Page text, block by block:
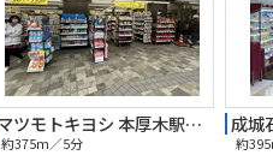
マツモトキヨシ 本厚木駅前店
約375m／5分
成城
約